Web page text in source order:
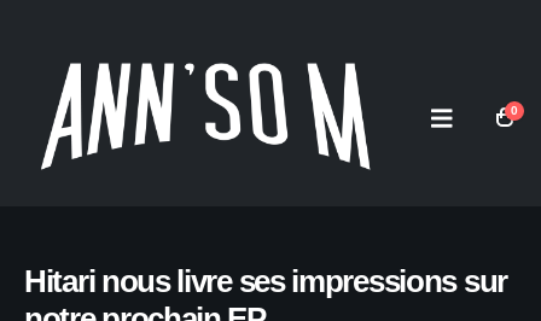
0
Hitari nous livre ses impressions sur